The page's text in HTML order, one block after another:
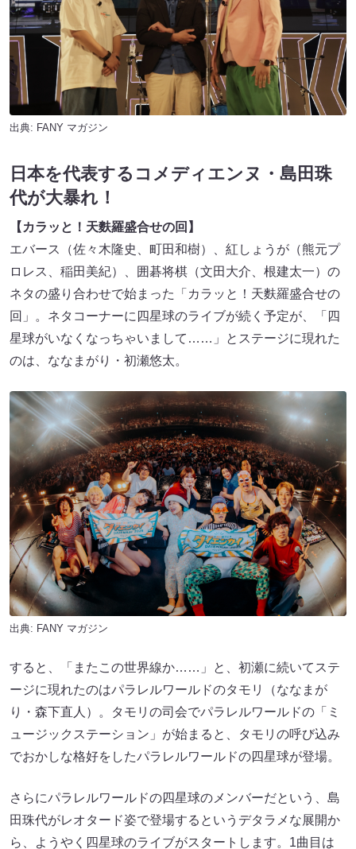
出典: FANY マガジン
日本を代表するコメディエンヌ・島田珠
代が大暴れ！
【カラッと！天麩羅盛合せの回】
エバース（佐々木隆史、町田和樹）、紅しょうが（熊元プ
ロレス、稲田美紀）、囲碁将棋（文田大介、根建太一）の
ネタの盛り合わせで始まった「カラッと！天麩羅盛合せの
回」。ネタコーナーに四星球のライブが続く予定が、「四
星球がいなくなっちゃいまして……」とステージに現れた
のは、ななまがり・初瀬悠太。
出典: FANY マガジン
すると、「またこの世界線か……」と、初瀬に続いてステ
ージに現れたのはパラレルワールドのタモリ（ななまが
り・森下直人）。タモリの司会でパラレルワールドの「ミ
ュージックステーション」が始まると、タモリの呼び込み
でおかしな格好をしたパラレルワールドの四星球が登場。
さらにパラレルワールドの四星球のメンバーだという、島
田珠代がレオタード姿で登場するというデタラメな展開か
ら、ようやく四星球のライブがスタートします。1曲目は